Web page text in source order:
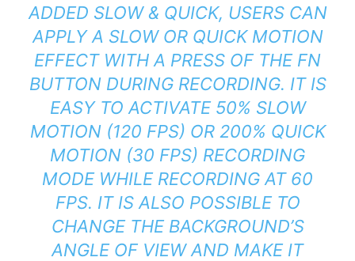
ADDED SLOW & QUICK, USERS CAN
APPLY A SLOW OR QUICK MOTION
EFFECT WITH A PRESS OF THE FN
BUTTON DURING RECORDING. IT IS
EASY TO ACTIVATE 50% SLOW
MOTION (120 FPS) OR 200% QUICK
MOTION (30 FPS) RECORDING
MODE WHILE RECORDING AT 60
FPS. IT IS ALSO POSSIBLE TO
CHANGE THE BACKGROUND’S
ANGLE OF VIEW AND MAKE IT